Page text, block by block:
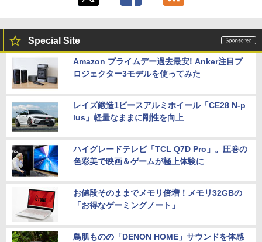
Special Site
Amazon プライムデー過去最安! Anker注目プ
ロジェクター3モデルを使ってみた
レイズ鍛造1ピースアルミホイール「CE28 N-p
lus」軽量なままに剛性を向上
ハイグレードテレビ「TCL Q7D Pro」。圧巻の
色彩美で映画＆ゲームが極上体験に
お値段そのままでメモリ倍増！メモリ32GBの
「お得なゲーミングノート」
鳥肌ものの「DENON HOME」サウンドを体感